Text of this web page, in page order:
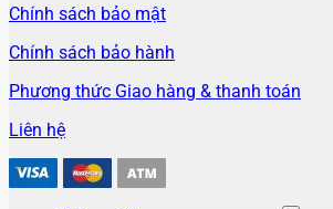
Chính sách bảo mật
Chính sách bảo hành
Phương thức Giao hàng & thanh toán
Liên hệ